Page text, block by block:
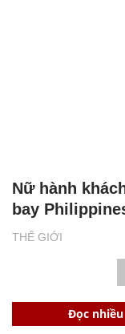
THẾ GIỚI
Nữ hành
bay
Đọc nhiều